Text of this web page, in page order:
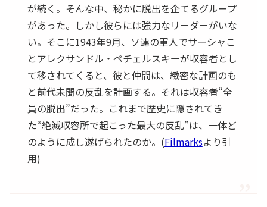
が続く。そんな中、秘かに脱出を企てるグループ
があった。しかし彼らには強力なリーダーがいな
い。そこに1943年9月、ソ連の軍人でサーシャこ
とアレクサンドル・ペチェルスキーが収容者とし
て移されてくると、彼と仲間は、緻密な計画のも
と前代未聞の反乱を計画する。それは収容者“全
員の脱出”だった。これまで歴史に隠されてき
た“絶滅収容所で起こった最大の反乱”は、一体ど
のように成し遂げられたのか。(Filmarksより引
用)